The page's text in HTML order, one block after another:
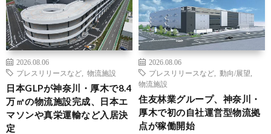
2026.08.06
プレスリリースなど
物流施設
日本GLPが神奈川・厚木で8.4
万㎡の物流施設完成、日本エ
マソンや真栄運輸など入居決
定
2026.08.06
プレスリリースなど
動向/展望
物流施設
住友林業グループ、神奈川・
厚木で初の自社運営型物流拠
点が稼働開始